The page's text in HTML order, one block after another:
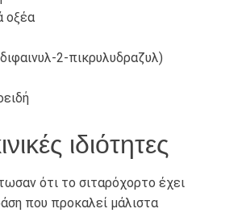
οξέα
2-πικρυλυδραζυλ)
ιδιότητες
ότι το σιταρόχορτο έχει
που προκαλεί μάλιστα